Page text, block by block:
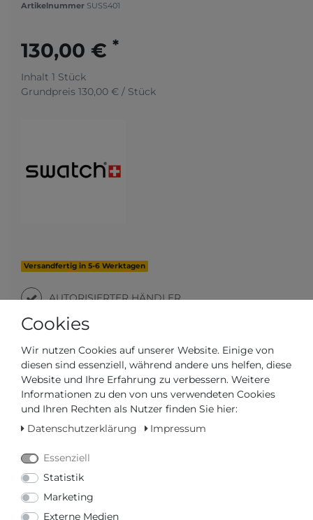
Artikelnummer SUSS401
130,00 € *
Inhalt 1 Stück
Grundpreis 130,00 € / Stück
Versandfertig in 5-6 Werktagen
AUTORISIERTER HÄNDLER
SCHNELLE LIEFERZEIT
Ihr Preis bei3% Skontobei Vorab Überweisung:
126,10 € *
Wunschliste
Cookies
Wir nutzen Cookies auf unserer Website. Einige von
diesen sind essenziell, während andere uns helfen, diese
Website und Ihre Erfahrung zu verbessern. Weitere
Informationen zu den von uns verwendeten Cookies
und Ihren Rechten als Nutzer finden Sie hier:
Datenschutzerklärung
Impressum
Essenziell
Statistik
Marketing
Externe Medien